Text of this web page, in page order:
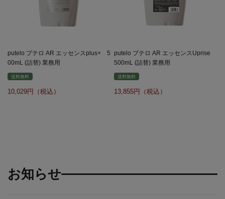
putelo プテロ AR エッセンスplus+ 5
00mL (詰替) 業務用
送料無料
10,029
putelo プテロ AR エッセンスUprise
500mL (詰替) 業務用
送料無料
13,855
お知らせ